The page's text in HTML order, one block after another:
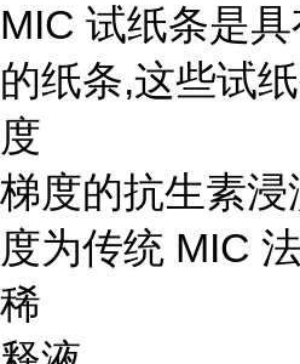
MIC 试纸条是
的纸条,这些试
度
梯度的抗生素
度为传统 MIC
稀